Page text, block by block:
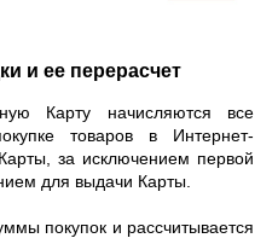
и ее перерасчет
Карту начисляются все
товаров в Интернет-
за исключением первой
для выдачи Карты.
покупок и рассчитывается